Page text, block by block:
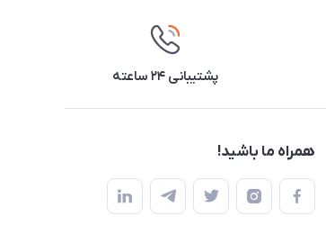
پشتیبانی ۲۴ ساعته
همراه ما باشید!